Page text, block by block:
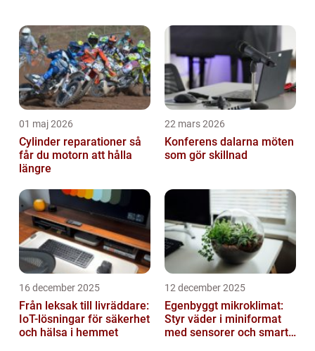
användare, och det är inte ovanligt att
Samsung-användare också s...
01 maj 2026
Cylinder reparationer så
får du motorn att hålla
längre
22 mars 2026
Konferens dalarna möten
som gör skillnad
16 december 2025
Från leksak till livräddare:
IoT-lösningar för säkerhet
och hälsa i hemmet
12 december 2025
Egenbyggt mikroklimat:
Styr väder i miniformat
med sensorer och smarta